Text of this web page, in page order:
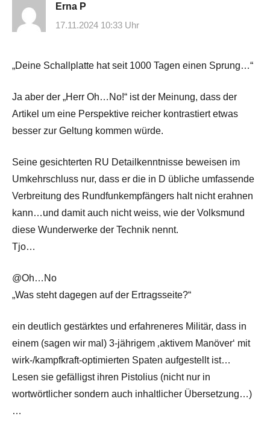
Erna P
17.11.2024 10:33 Uhr
„Deine Schallplatte hat seit 1000 Tagen einen Sprung…“
Ja aber der „Herr Oh…No!“ ist der Meinung, dass der
Artikel um eine Perspektive reicher kontrastiert etwas
besser zur Geltung kommen würde.
Seine gesichterten RU Detailkenntnisse beweisen im
Umkehrschluss nur, dass er die in D übliche umfassende
Verbreitung des Rundfunkempfängers halt nicht erahnen
kann…und damit auch nicht weiss, wie der Volksmund
diese Wunderwerke der Technik nennt.
Tjo…
@Oh…No
„Was steht dagegen auf der Ertragsseite?“
ein deutlich gestärktes und erfahreneres Militär, dass in
einem (sagen wir mal) 3-jährigem ‚aktivem Manöver‘ mit
wirk-/kampfkraft-optimierten Spaten aufgestellt ist…
Lesen sie gefälligst ihren Pistolius (nicht nur in
wortwörtlicher sondern auch inhaltlicher Übersetzung…)
…